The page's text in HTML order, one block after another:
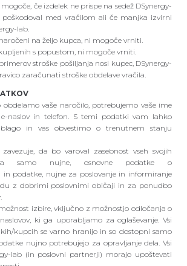
če izdelek ne prispe na sedež DSynergy-
poškodoval med vračilom ali če manjka izvirni
lab.
na željo kupca, ni mogoče vrniti.
s popustom, ni mogoče vrniti.
stroške pošiljanja nosi kupec, DSynergy-
zaračunati stroške obdelave vračila.
obdelamo vaše naročilo, potrebujemo vaše ime
naslov in telefon. S temi podatki vam lahko
blago in vas obvestimo o trenutnem stanju
da bo varoval zasebnost vseh svojih
samo nujne, osnovne podatke o
podatke, nujne za poslovanje in informiranje
z dobrimi poslovnimi običaji in za ponudbo
izbire, vključno z možnostjo odločanja o
ki ga uporabljamo za oglaševanje. Vsi
kupcih se varno hranijo in so dostopni samo
nujno potrebujejo za opravljanje dela. Vsi
lab (in poslovni partnerji) morajo upoštevati